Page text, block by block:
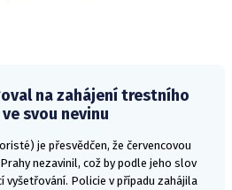
na zahájení trestního
svou nevinu
je přesvědčen, že červencovou
nezavinil, což by podle jeho slov
vyšetřování. Policie v případu zahájila